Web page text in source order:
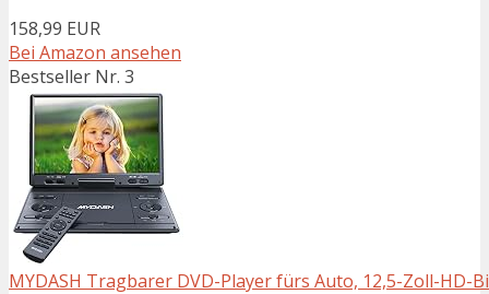
158,99 EUR
Bei Amazon ansehen
Bestseller Nr. 3
MYDASH Tragbarer DVD-Player fürs Auto, 12,5-Zoll-HD-